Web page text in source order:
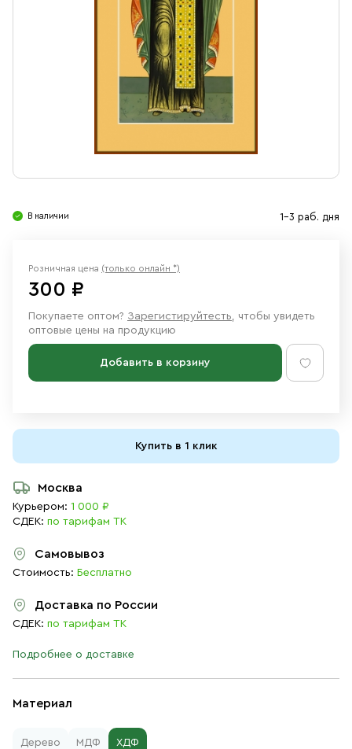
В наличии 1-3 раб. дня
Материал
Дерево МДФ ХДФ
Розничная цена (только онлайн *)
300 ₽
Покупаете оптом? Зарегистируйтесть, чтобы увидеть
оптовые цены на продукцию
Добавить в корзину
Купить в 1 клик
Москва
Курьером: 1 000 ₽
СДЕК: по тарифам ТК
Самовывоз
Стоимость: Бесплатно
Доставка по России
СДЕК: по тарифам ТК
Подробнее о доставке